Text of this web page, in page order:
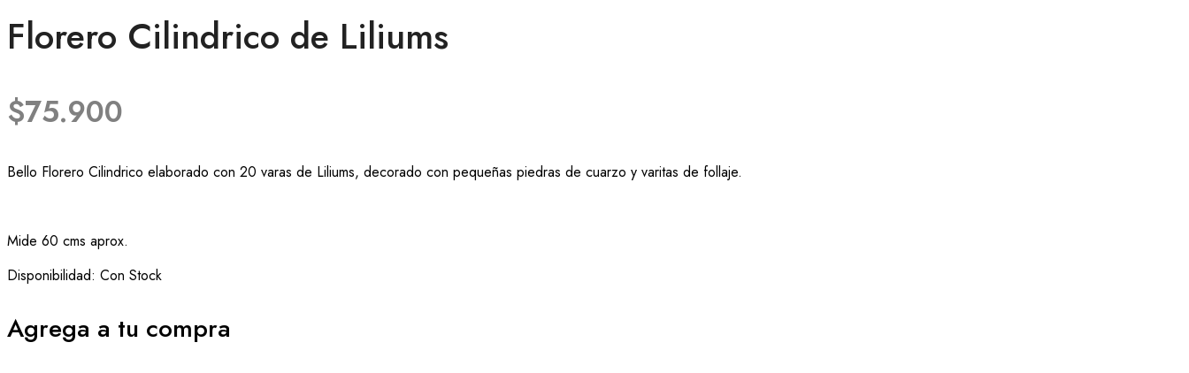
Florero Cilindrico de Liliums
$75.900
Bello Florero Cilindrico elaborado con 20 varas de Liliums, decorado con pequeñas piedras de cuarzo y varitas de follaje.
Mide 60 cms aprox.
Disponibilidad: Con Stock
Agrega a tu compra